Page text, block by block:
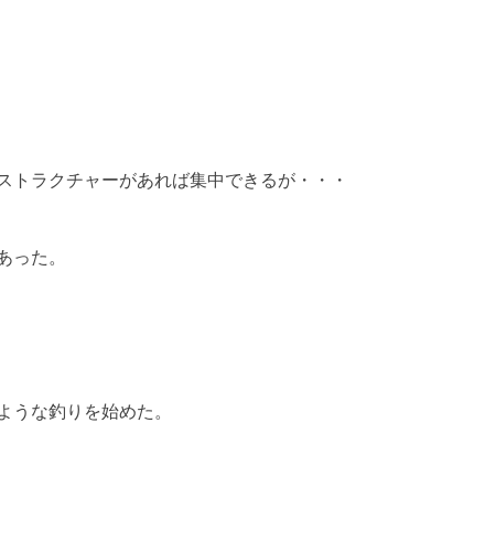
ラクチャーがあれば集中できるが・・・
た。
な釣りを始めた。